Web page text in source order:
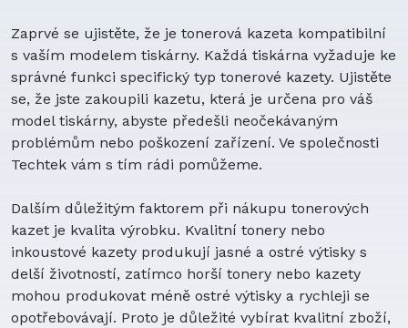
Zaprvé se ujistěte, že je tonerová kazeta kompatibilní
s vaším modelem tiskárny. Každá tiskárna vyžaduje ke
správné funkci specifický typ tonerové kazety. Ujistěte
se, že jste zakoupili kazetu, která je určena pro váš
model tiskárny, abyste předešli neočekávaným
problémům nebo poškození zařízení. Ve společnosti
Techtek vám s tím rádi pomůžeme.
Dalším důležitým faktorem při nákupu tonerových
kazet je kvalita výrobku. Kvalitní tonery nebo
inkoustové kazety produkují jasné a ostré výtisky s
delší životností, zatímco horší tonery nebo kazety
mohou produkovat méně ostré výtisky a rychleji se
opotřebovávají. Proto je důležité vybírat kvalitní zboží,